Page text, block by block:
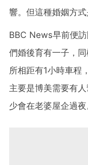
響。但這種婚姻方式
BBC News早前便
們婚後育有一子，
所相距有1小時車程
主要是博美需要有
少會在老婆屋企過夜